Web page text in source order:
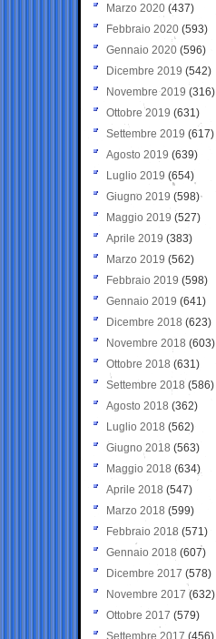
Marzo 2020 (437)
Febbraio 2020 (593)
Gennaio 2020 (596)
Dicembre 2019 (542)
Novembre 2019 (316)
Ottobre 2019 (631)
Settembre 2019 (617)
Agosto 2019 (639)
Luglio 2019 (654)
Giugno 2019 (598)
Maggio 2019 (527)
Aprile 2019 (383)
Marzo 2019 (562)
Febbraio 2019 (598)
Gennaio 2019 (641)
Dicembre 2018 (623)
Novembre 2018 (603)
Ottobre 2018 (631)
Settembre 2018 (586)
Agosto 2018 (362)
Luglio 2018 (562)
Giugno 2018 (563)
Maggio 2018 (634)
Aprile 2018 (547)
Marzo 2018 (599)
Febbraio 2018 (571)
Gennaio 2018 (607)
Dicembre 2017 (578)
Novembre 2017 (632)
Ottobre 2017 (579)
Settembre 2017 (456)